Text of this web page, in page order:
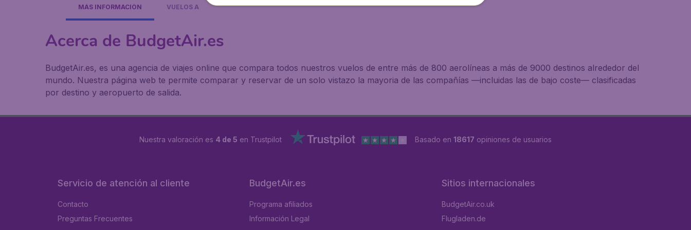
MÁS INFORMACIÓN VUELOS A
Acerca de BudgetAir.es
BudgetAir.es, es una agencia de viajes online que compara todos nuestros vuelos de entre más de 800 aerolíneas a más de 9000 destinos alrededor del
mundo. Nuestra página web te permite comparar y reservar de un solo vistazo la mayoria de las compañías —incluidas las de bajo coste— clasificadas
por destino y aeropuerto de salida.
Nuestra valoración es 4 de 5 en Trustpilot Basado en 18617 opiniones de usuarios
Servicio de atención al cliente
Contacto
Preguntas Frecuentes
BudgetAir.es
Programa afiliados
Información Legal
Sitios internacionales
BudgetAir.co.uk
Flugladen.de